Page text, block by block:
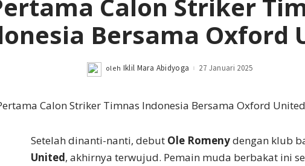
Calon Striker
Bersama Oxford
Posted
oleh Iklil Mara Abidyoga 27 Januari 2025
Setelah dinanti-nanti, debut Ole Romenydengan klub
United, akhirnya terwujud. Pemain muda berbakat ini